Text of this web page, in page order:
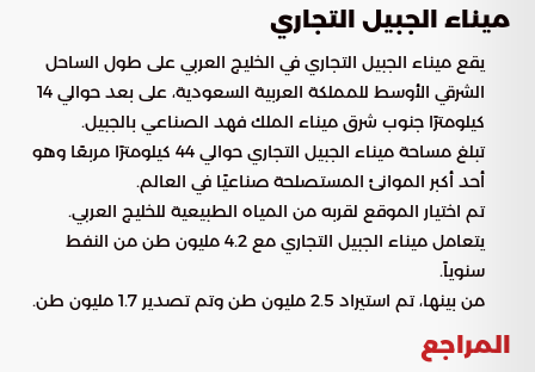
ميناء الجبيل التجاري
يقع ميناء الجبيل التجاري في الخليج العربي على طول الساحل
الشرقي الأوسط للمملكة العربية السعودية، على بعد حوالي 14
كيلومترًا جنوب شرق ميناء الملك فهد الصناعي بالجبيل.
تبلغ مساحة ميناء الجبيل التجاري حوالي 44 كيلومترًا مربعًا وهو
أحد أكبر الموانئ المستصلحة صناعيًا في العالم.
تم اختيار الموقع لقربه من المياه الطبيعية للخليج العربي.
يتعامل ميناء الجبيل التجاري مع 4.2 مليون طن من النفط
سنوياً.
من بينها، تم استيراد 2.5 مليون طن وتم تصدير 1.7 مليون طن.
المراجع